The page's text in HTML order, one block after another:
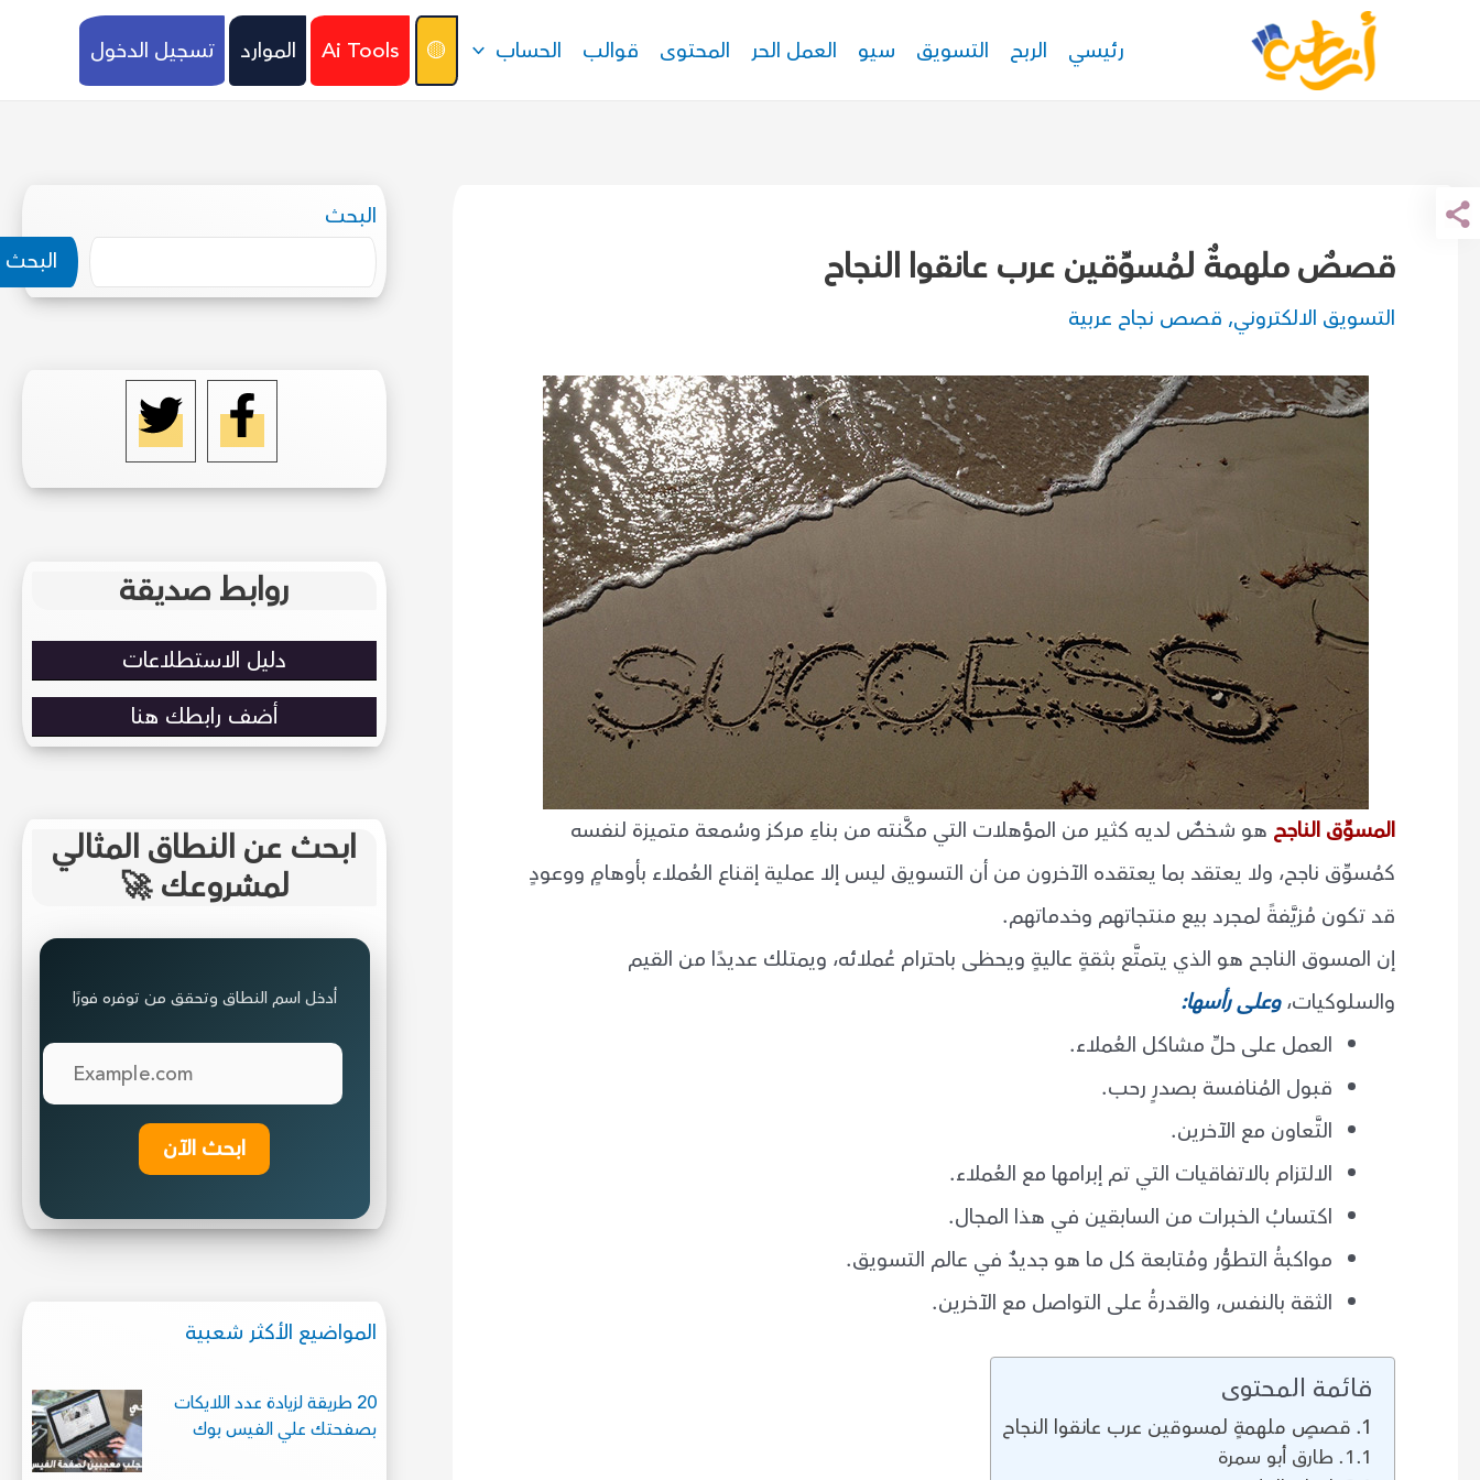
رئيسي الربح التسويق سيو العمل الحر المحتوى قوالب الحساب 🟡
Ai Tools الموارد تسجيل الدخول
قصصٌ ملهمةٌ لمُسوِّقين عرب عانقوا النجاح
التسويق الالكتروني, قصص نجاح عربية
المسوِّق الناجح هو شخصٌ لديه كثير من المؤهلات التي مكَّنته من بناءِ مركز وسُمعة متميزة لنفسه
كمُسوِّق ناجح، ولا يعتقد بما يعتقده الآخرون من أن التسويق ليس إلا عملية إقناع العُملاء بأوهامٍ ووعودٍ
قد تكون مُزيَّفةً لمجرد بيع منتجاتهم وخدماتهم.
إن المسوق الناجح هو الذي يتمتَّع بثقةٍ عاليةٍ ويحظى باحترام عُملائه، ويمتلك عديدًا من القيم
والسلوكيات،وعلى رأسها:
العمل على حلِّ مشاكل العُملاء.
قبول المُنافسة بصدرٍ رحب.
التَّعاون مع الآخرين.
الالتزام بالاتفاقيات التي تم إبرامها مع العُملاء.
اكتسابُ الخبرات من السابقين في هذا المجال.
مواكبةُ التطوُّر ومُتابعة كل ما هو جديدٌ في عالم التسويق.
الثقة بالنفس، والقدرةُ على التواصل مع الآخرين.
قائمة المحتوى
قصصٍ ملهمةٍ لمسوقين عرب عانقوا النجاح
طارق أبو سمرة
البحث
البحث
روابط صديقة
دليل الاستطلاعات
أضف رابطك هنا
ابحث عن النطاق المثالي
لمشروعك 🚀
أدخل اسم النطاق وتحقق من توفره فورًا
ابحث الآن
المواضيع الأكثر شعبية
20 طريقة لزيادة عدد اللايكات
بصفحتك علي الفيس بوك